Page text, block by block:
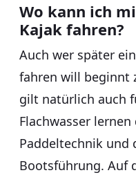
Wo kann ich
Kajak fahren?
Auch wer später
fahren will beginnt
gilt natürlich auch
Flachwasser
Paddeltechnik und
Bootsführung. Auf